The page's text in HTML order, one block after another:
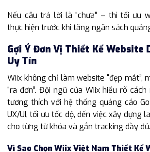
Nếu câu trả lời là “chưa” – thì tối ưu
thực hiện trước khi tăng ngân sách
Gợi Ý Đơn Vị Thiết Kế Website
Uy Tín
Wiix không chỉ làm website “đẹp mắt”,
“ra đơn”. Đội ngũ của Wiix hiểu rõ
tương thích với hệ thống quảng cáo
UX/UI, tối ưu tốc độ, đến việc xây dựng
cho từng từ khóa và gắn tracking đầy đủ.
Vì Sao Chọn Wiix Việt Nam Thiết Kế